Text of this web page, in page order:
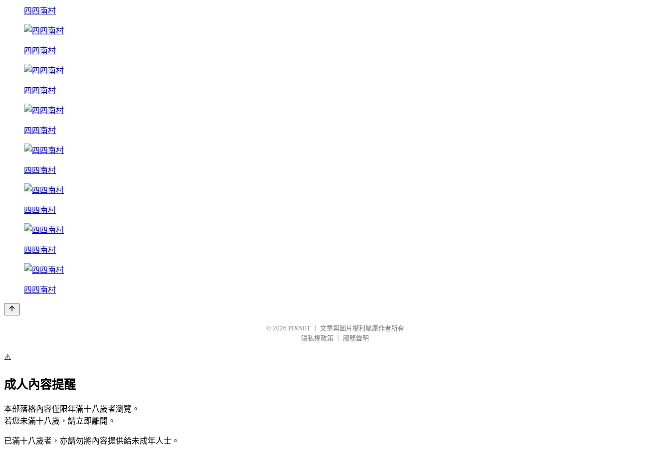
四四南村
四四南村
四四南村
四四南村
四四南村
四四南村
四四南村
四四南村
© 2026 PIXNET
文章與圖片權利屬原作者所有
隱私權政策
服務聲明
⚠️
成人內容提醒
本部落格內容僅限年滿十八歲者瀏覽。
若您未滿十八歲，請立即離開。
已滿十八歲者，亦請勿將內容提供給未成年人士。